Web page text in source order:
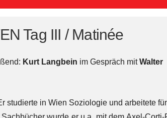
Tag III / Matinée
Kurt Langbein im Gespräch mitWalter
studierte in Wien Soziologie und arbeitete